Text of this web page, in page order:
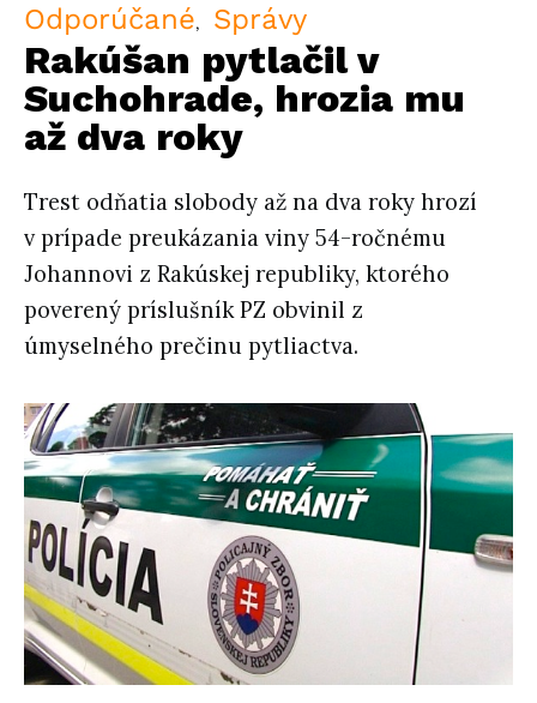
Odporúčané Správy
Rakúšan pytlačil v
Suchohrade, hrozia mu
až dva roky
Trest odňatia slobody až na dva roky hrozí
v prípade preukázania viny 54-ročnému
Johannovi z Rakúskej republiky, ktorého
poverený príslušník PZ obvinil z
úmyselného prečinu pytliactva.